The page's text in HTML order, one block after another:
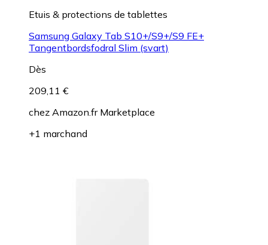
Etuis & protections de tablettes
Samsung Galaxy Tab S10+/S9+/S9 FE+
Tangentbordsfodral Slim (svart)
Dès
209,11 €
chez Amazon.fr Marketplace
+1 marchand